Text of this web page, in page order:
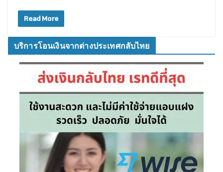
Read More
บริการโอนเงินจากต่างประเทศกลับไทย